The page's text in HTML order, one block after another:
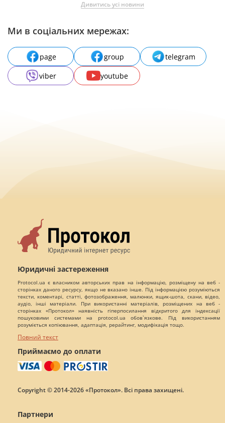
Дивитись усі новини
Ми в соціальних мережах:
page group
telegram
viber
youtube
Юридичні застереження
Protocol.ua є власником авторських прав на інформацію, розміщену на веб -
сторінках даного ресурсу, якщо не вказано інше. Під інформацією розуміються
тексти, коментарі, статті, фотозображення, малюнки, ящик-шота, скани, відео,
аудіо, інші матеріали. При використанні матеріалів, розміщених на веб -
сторінках «Протокол» наявність гіперпосилання відкритого для індексації
пошуковими системами на protocol.ua обов`язкове. Під використанням
розуміється копіювання, адаптація, рерайтинг, модифікація тощо.
Повний текст
Приймаємо до оплати
Copyright © 2014-2026 «Протокол». Всі права захищені.
Партнери